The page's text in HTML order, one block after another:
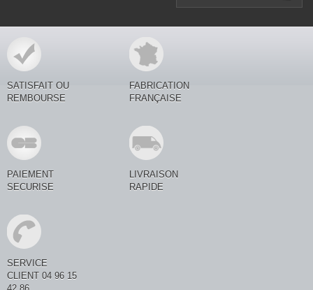
SATISFAIT OU
REMBOURSE
FABRICATION
FRANÇAISE
PAIEMENT
SECURISE
LIVRAISON
RAPIDE
SERVICE
CLIENT 04 96 15